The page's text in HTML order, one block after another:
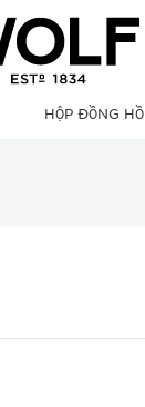
HỘP ĐỒNG HỒ